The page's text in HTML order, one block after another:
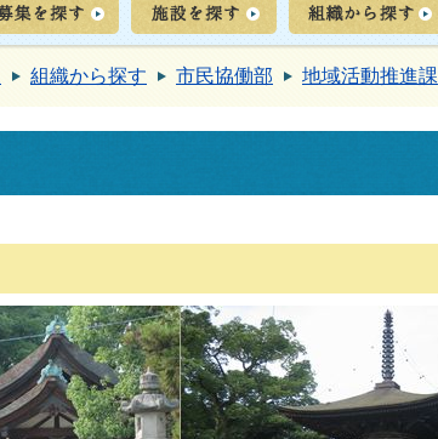
組織から探す 市民協働部 地域活動推進課